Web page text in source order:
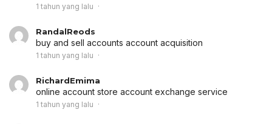
1 tahun yang lalu
RandalReods
buy and sell accounts account acquisition
1 tahun yang lalu
RichardEmima
online account store account exchange service
1 tahun yang lalu